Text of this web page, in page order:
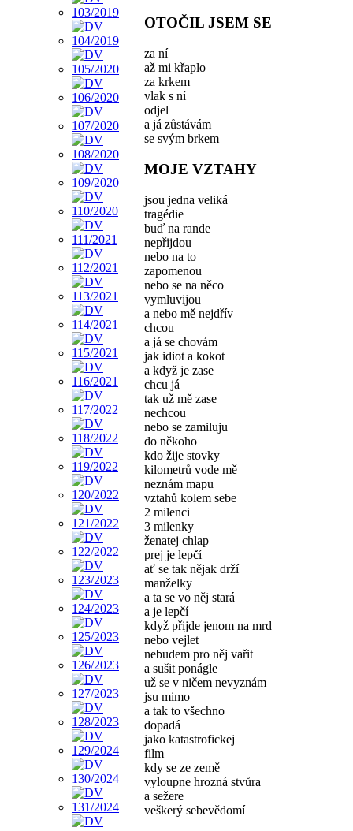
OTOČIL JSEM SE
za ní
až mi křaplo
za krkem
vlak s ní
odjel
a já zůstávám
se svým brkem
MOJE VZTAHY
jsou jedna veliká
tragédie
buď na rande
nepřijdou
nebo na to
zapomenou
nebo se na něco
vymluvijou
a nebo mě nejdřív
chcou
a já se chovám
jak idiot a kokot
a když je zase
chcu já
tak už mě zase
nechcou
nebo se zamiluju
do někoho
kdo žije stovky
kilometrů vode mě
neznám mapu
vztahů kolem sebe
2 milenci
3 milenky
ženatej chlap
prej je lepčí
ať se tak nějak drží
manželky
a ta se vo něj stará
a je lepčí
když přijde jenom na mrd
nebo vejlet
nebudem pro něj vařit
a sušit ponágle
už se v ničem nevyznám
jsu mimo
a tak to všechno
dopadá
jako katastrofickej
film
kdy se ze země
vyloupne hrozná stvůra
a sežere
veškerý sebevědomí